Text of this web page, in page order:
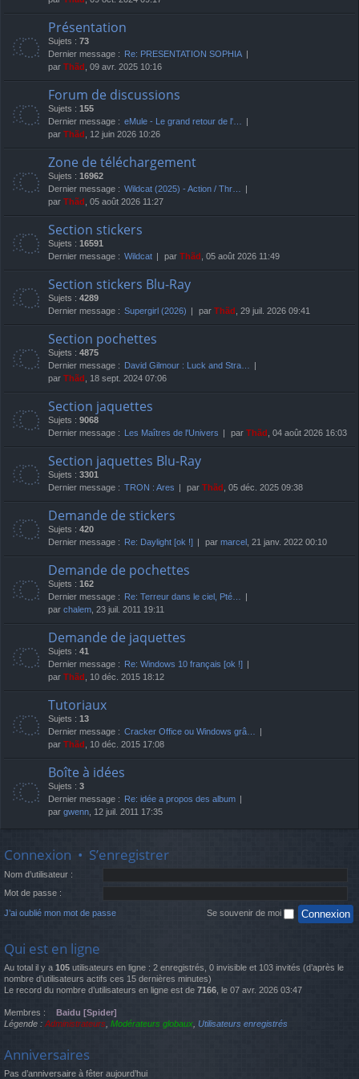
Présentation
Sujets : 73
Dernier message : Re: PRESENTATION SOPHIA
par Thãd , 09 avr. 2025 10:16
Forum de discussions
Sujets : 155
Dernier message : eMule - Le grand retour de l'…
par Thãd , 12 juin 2026 10:26
Zone de téléchargement
Sujets : 16962
Dernier message : Wildcat (2025) - Action / Thr…
par Thãd , 05 août 2026 11:27
Section stickers
Sujets : 16591
Dernier message : Wildcat par Thãd , 05 août 2026 11:49
Section stickers Blu-Ray
Sujets : 4289
Dernier message : Supergirl (2026) par Thãd , 29 juil. 2026 09:41
Section pochettes
Sujets : 4875
Dernier message : David Gilmour : Luck and Stra…
par Thãd , 18 sept. 2024 07:06
Section jaquettes
Sujets : 9068
Dernier message : Les Maîtres de l'Univers par Thãd , 04 août 2026 16:03
Section jaquettes Blu-Ray
Sujets : 3301
Dernier message : TRON : Ares par Thãd , 05 déc. 2025 09:38
Demande de stickers
Sujets : 420
Dernier message : Re: Daylight [ok !] par marcel , 21 janv. 2022 00:10
Demande de pochettes
Sujets : 162
Dernier message : Re: Terreur dans le ciel, Pté…
par chalem , 23 juil. 2011 19:11
Demande de jaquettes
Sujets : 41
Dernier message : Re: Windows 10 français [ok !]
par Thãd , 10 déc. 2015 18:12
Tutoriaux
Sujets : 13
Dernier message : Cracker Office ou Windows grâ…
par Thãd , 10 déc. 2015 17:08
Boîte à idées
Sujets : 3
Dernier message : Re: idée a propos des album
par gwenn , 12 juil. 2011 17:35
Connexion • S’enregistrer
Nom d’utilisateur :
Mot de passe :
J’ai oublié mon mot de passe Se souvenir de moi
Qui est en ligne
Au total il y a 105 utilisateurs en ligne : 2 enregistrés, 0 invisible et 103 invités (d’après le
nombre d’utilisateurs actifs ces 15 dernières minutes)
Le record du nombre d’utilisateurs en ligne est de 7166 , le 07 avr. 2026 03:47
Membres :
Baidu [Spider]
Légende : Administrateurs Modérateurs globaux Utilisateurs enregistrés
Anniversaires
Pas d’anniversaire à fêter aujourd’hui